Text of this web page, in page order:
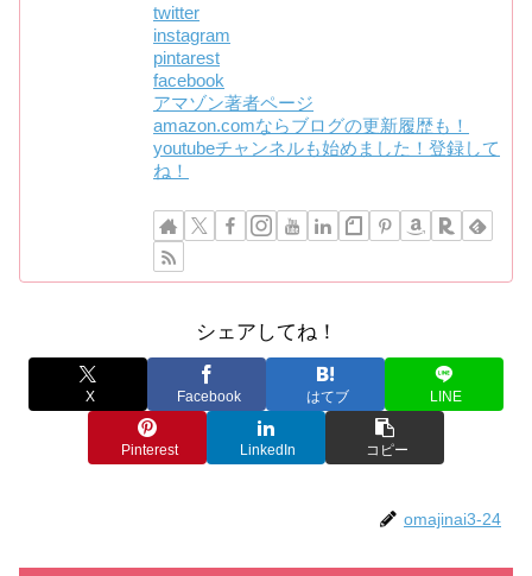
twitter
instagram
pintarest
facebook
アマゾン著者ページ
amazon.comならブログの更新履歴も！
youtubeチャンネルも始めました！登録して
ね！
シェアしてね！
X Facebook はてブ LINE
Pinterest LinkedIn コピー
omajinai3-24